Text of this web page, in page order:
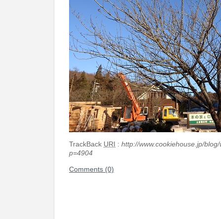
TrackBack URI : http://www.cookiehouse.jp/
p=4904
Comments (0)